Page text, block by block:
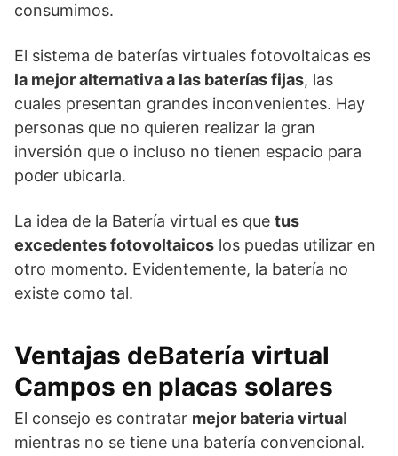
consumimos.
El sistema de baterías virtuales fotovoltaicas es
la mejor alternativa a las baterías fijas, las
cuales presentan grandes inconvenientes. Hay
personas que no quieren realizar la gran
inversión que o incluso no tienen espacio para
poder ubicarla.
La idea de la Batería virtual es que tus
excedentes fotovoltaicos los puedas utilizar en
otro momento. Evidentemente, la batería no
existe como tal.
Ventajas deBatería virtual
Campos en placas solares
El consejo es contratar mejor bateria virtual
mientras no se tiene una batería convencional.